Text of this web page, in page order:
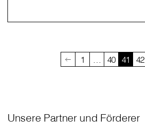
1 40 41 42
Unsere Partner und Förderer